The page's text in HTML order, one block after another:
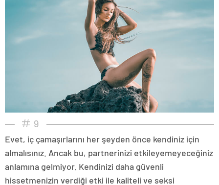
9
Evet, iç çamaşırlarını her şeyden önce kendiniz için
almalısınız. Ancak bu, partnerinizi etkileyemeyeceğiniz
anlamına gelmiyor. Kendinizi daha güvenli
hissetmenizin verdiği etki ile kaliteli ve seksi